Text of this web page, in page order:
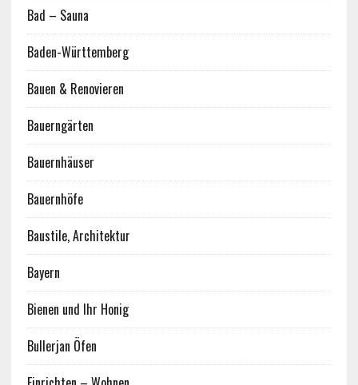
Bad – Sauna
Baden-Württemberg
Bauen & Renovieren
Bauerngärten
Bauernhäuser
Bauernhöfe
Baustile, Architektur
Bayern
Bienen und Ihr Honig
Bullerjan Öfen